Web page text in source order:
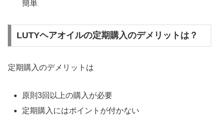
簡単
LUTYヘアオイルの定期購入のデメリットは？
定期購入のデメリットは
原則3回以上の購入が必要
定期購入にはポイントが付かない